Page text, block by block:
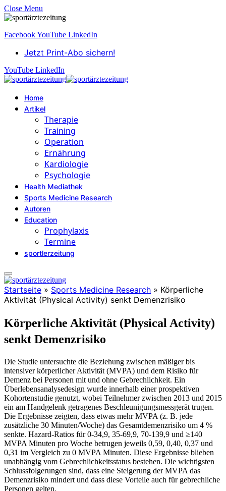
Close Menu
FacebookYouTube LinkedIn
Jetzt Print-Abo sichern!
YouTube LinkedIn
Home
Artikel
Therapie
Training
Operation
Ernährung
Kardiologie
Psychologie
Health Mediathek
Sports Medicine Research
Autoren
Education
Prophylaxis
Termine
sportlerzeitung
Startseite » Sports Medicine Research » Körperliche
Aktivität (Physical Activity) senkt Demenzrisiko
Körperliche Aktivität (Physical Activity)
senkt Demenzrisiko
Die Studie untersuchte die Beziehung zwischen mäßiger bis
intensiver körperlicher Aktivität (MVPA) und dem Risiko für
Demenz bei Personen mit und ohne Gebrechlichkeit. Ein
Überlebensanalysedesign wurde innerhalb einer prospektiven
Kohortenstudie genutzt, wobei Teilnehmer zwischen 2013 und 2015
ein am Handgelenk getragenes Beschleunigungsmessgerät trugen.
Die Ergebnisse zeigten, dass etwas mehr MVPA (z. B. jede
zusätzliche 30 Minuten/Woche) das Gesamtdemenzrisiko um 4 %
senkte. Hazard-Ratios für 0-34,9, 35-69,9, 70-139,9 und ≥140
MVPA Minuten pro Woche betrugen jeweils 0,59, 0,40, 0,37 und
0,31 im Vergleich zu 0 MVPA Minuten. Diese Ergebnisse blieben
unabhängig vom Gebrechlichkeitsstatus bestehen. Die wichtigsten
Schlussfolgerungen sind, dass eine Steigerung der MVPA das
Demenzrisiko mindert und dass diese Vorteile auch für gebrechliche
Personen gelten.